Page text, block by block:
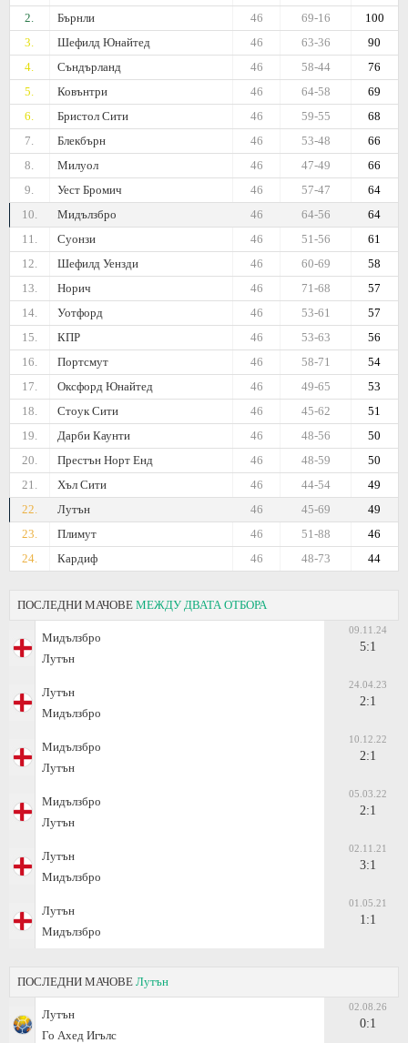
2. Бърнли 100
69-16
46
3.
Шефилд Юнайтед 90
63-36
46
4.
Съндърланд 76
58-44
46
5.
Ковънтри 69
64-58
46
6.
Бристол Сити 68
59-55
46
7.
Блекбърн 66
53-48
46
8.
Милуол 66
47-49
46
9.
Уест Бромич 64
57-47
46
10.
Мидълзбро 64
64-56
46
11.
Суонзи 61
51-56
46
12.
Шефилд Уензди 58
60-69
46
13.
Норич 57
71-68
46
14.
Уотфорд 57
53-61
46
15.
КПР 56
53-63
46
16.
Портсмут 54
58-71
46
17.
Оксфорд Юнайтед 53
49-65
46
18.
Стоук Сити 51
45-62
46
19.
Дарби Каунти 50
48-56
46
20.
Престън Норт Енд 50
48-59
46
21.
Хъл Сити 49
44-54
46
22.
Лутън 49
45-69
46
23.
Плимут 46
51-88
46
24.
Кардиф 44
48-73
46
ПОСЛЕДНИ МАЧОВЕ МЕЖДУ ДВАТА ОТБОРА
Мидълзбро
Лутън
09.11.24
5:1
Лутън
Мидълзбро
24.04.23
2:1
Мидълзбро
Лутън
10.12.22
2:1
Мидълзбро
Лутън
05.03.22
2:1
Лутън
Мидълзбро
02.11.21
3:1
Лутън
Мидълзбро
01.05.21
1:1
ПОСЛЕДНИ МАЧОВЕ Лутън
Лутън
Го Ахед Игълс
02.08.26
0:1